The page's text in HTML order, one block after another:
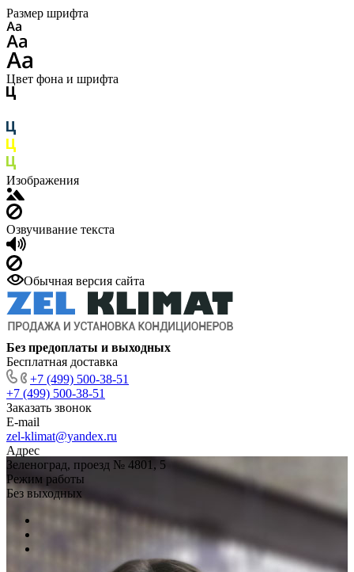
Размер шрифта
Цвет фона и шрифта
Изображения
Озвучивание текста
Обычная версия сайта
Без предоплаты и выходных
Бесплатная доставка
+7 (499) 500-38-51
+7 (499) 500-38-51
Заказать звонок
E-mail
zel-klimat@yandex.ru
Адрес
Зеленоград, проезд № 4801, 5
Режим работы
Без выходных